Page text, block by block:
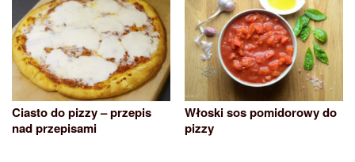
Ciasto do pizzy – przepis
nad przepisami
Włoski sos pomidorowy do
pizzy